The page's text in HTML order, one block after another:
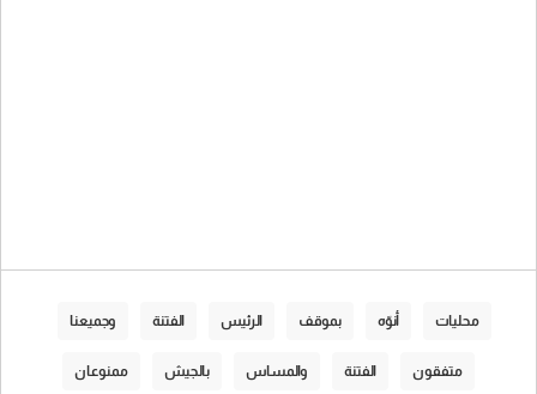
محليات أنوّه بموقف الرئيس الفتنة وجميعنا
متفقون الفتنة والمساس بالجيش ممنوعان